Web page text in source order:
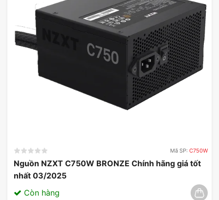
Mã SP: C750W
Nguồn NZXT C750W BRONZE Chính hãng giá tốt
nhất 03/2025
Còn hàng